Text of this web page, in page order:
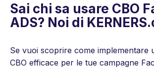
Sai chi sa usare CBO
ADS? Noi di
Se vuoi scoprire come implementare
CBO efficace per le tue campagne